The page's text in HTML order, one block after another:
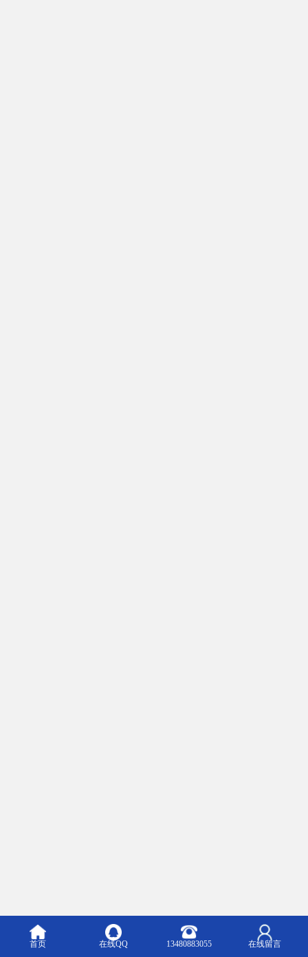
首页 在线QQ 13480883055 在线留言